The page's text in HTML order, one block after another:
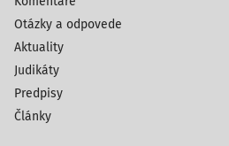
Otázky a odpovede
Aktuality
Judikáty
Predpisy
Články